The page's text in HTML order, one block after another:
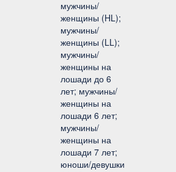
мужчины/
женщины (HL);
мужчины/
женщины (LL);
мужчины/
женщины на
лошади до 6
лет; мужчины/
женщины на
лошади 6 лет;
мужчины/
женщины на
лошади 7 лет;
юноши/девушки